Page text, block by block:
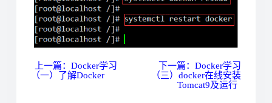
上一篇：Docker学习
（一）了解Docker
下一篇：Docker学习
（三）docker在线安装
Tomcat9及运行